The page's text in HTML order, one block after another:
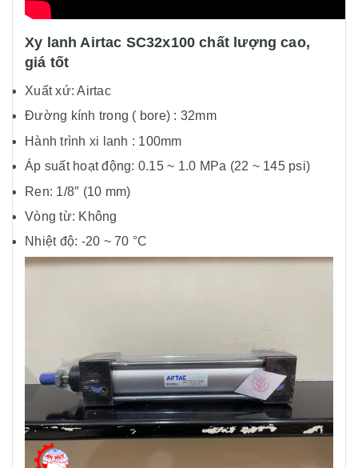
Xy lanh Airtac SC32x100 chất lượng cao,
giá tốt
Xuất xứ: Airtac
Đường kính trong ( bore) : 32mm
Hành trình xi lanh : 100mm
Áp suất hoạt động: 0.15 ~ 1.0 MPa (22 ~ 145 psi)
Ren: 1/8″ (10 mm)
Vòng từ: Không
Nhiệt độ: -20 ~ 70 °C